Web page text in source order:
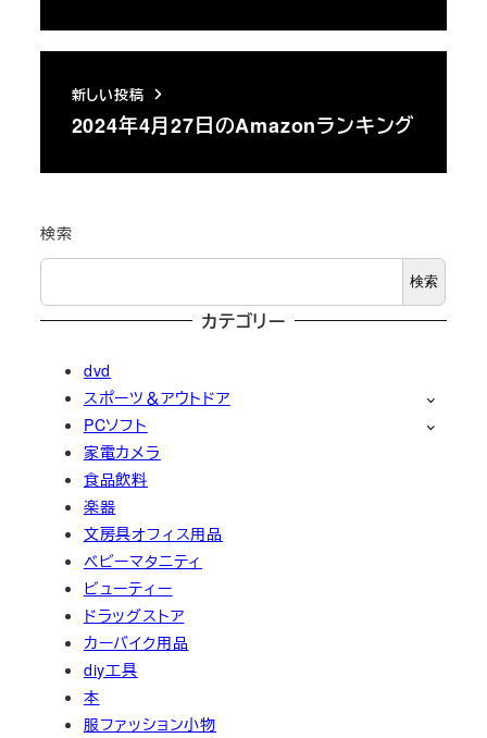
新しい投稿
2024年4月27日のAmazonランキング
検索
検索
カテゴリー
dvd
スポーツ＆アウトドア
PCソフト
家電カメラ
食品飲料
楽器
文房具オフィス用品
ベビーマタニティ
ビューティー
ドラッグストア
カーバイク用品
diy工具
本
服ファッション小物